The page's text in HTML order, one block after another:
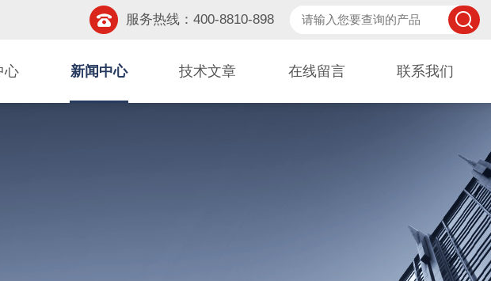
服务热线：400-8810-898
心 新闻中心 技术文章 在线留言 联系我们